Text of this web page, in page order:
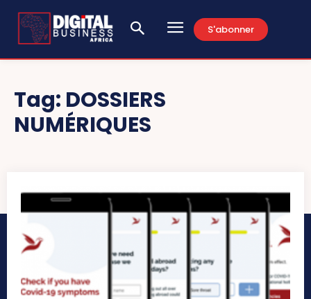
S'abonner
Tag: DOSSIERS
NUMÉRIQUES